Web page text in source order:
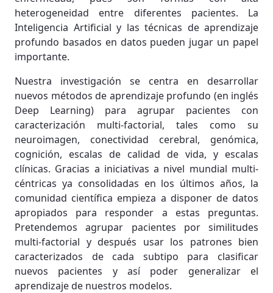
heterogeneidad entre diferentes pacientes. La
Inteligencia Artificial y las técnicas de aprendizaje
profundo basados en datos pueden jugar un papel
importante.
Nuestra investigación se centra en desarrollar
nuevos métodos de aprendizaje profundo (en inglés
Deep Learning) para agrupar pacientes con
caracterización multi-factorial, tales como su
neuroimagen, conectividad cerebral, genómica,
cognición, escalas de calidad de vida, y escalas
clínicas. Gracias a iniciativas a nivel mundial multi-
céntricas ya consolidadas en los últimos años, la
comunidad científica empieza a disponer de datos
apropiados para responder a estas preguntas.
Pretendemos agrupar pacientes por similitudes
multi-factorial y después usar los patrones bien
caracterizados de cada subtipo para clasificar
nuevos pacientes y así poder generalizar el
aprendizaje de nuestros modelos.